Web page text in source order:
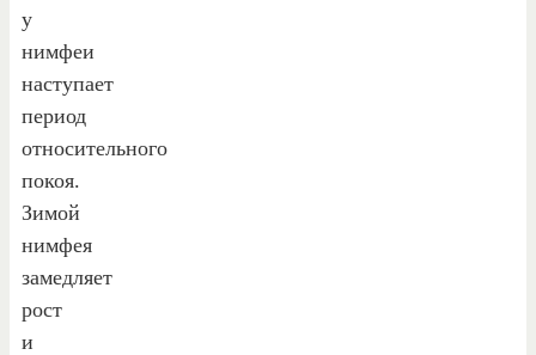
у
нимфеи
наступает
период
относительного
покоя.
Зимой
нимфея
замедляет
рост
и